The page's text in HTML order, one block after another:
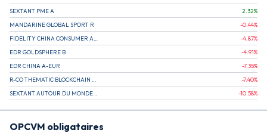
SEXTANT PME A
2.32%
MANDARINE GLOBAL SPORT R
-0.44%
-4.87%
EDR GOLDSPHERE B
-4.91%
EDR CHINA A-EUR
-7.35%
-7.40%
-10.58%
OPCVM obligataires